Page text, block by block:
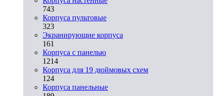
743
Корпуса пультовые
323
Экранирующие корпуса
161
Корпуса с панелью
1214
Корпуса для 19 дюймовых схем
124
Корпуса панельные